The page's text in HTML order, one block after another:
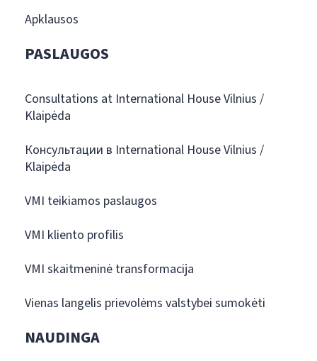
Apklausos
PASLAUGOS
Consultations at International House Vilnius /
Klaipėda
Консультации в International House Vilnius /
Klaipėda
VMI teikiamos paslaugos
VMI kliento profilis
VMI skaitmeninė transformacija
Vienas langelis prievolėms valstybei sumokėti
NAUDINGA